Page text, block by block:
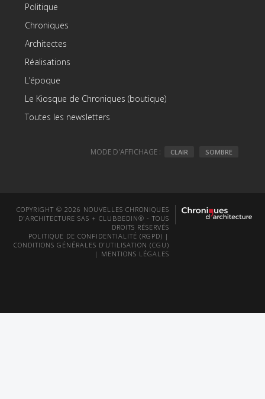
Politique
Chroniques
Architectes
Réalisations
L’époque
Le Kiosque de Chroniques (boutique)
Toutes les newsletters
MODE D'AFFICHAGE : CLAIR SOMBRE
COPYRIGHT © 2026 NOUVELLES CHRONIQUES
D'ARCHITECTURE SAS + CLUBBEDIN® - TOUS
DROITS RÉSERVÉS
POLITIQUE DE CONFIDENTIALITÉ (RGPD) |
CONDITIONS GÉNÉRALES D’UTILISATION (CGU)
| MENTIONS LÉGALES